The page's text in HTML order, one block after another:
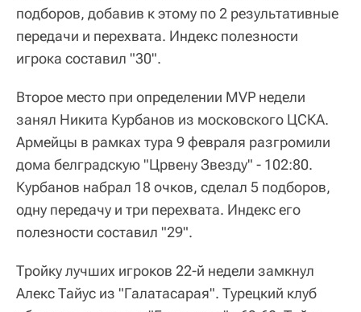
подборов, добавив к этому по 2 результативные
передачи и перехвата. Индекс полезности
игрока составил "30".
Второе место при определении MVP недели
занял Никита Курбанов из московского ЦСКА.
Армейцы в рамках тура 9 февраля разгромили
дома белградскую "Црвену Звезду" - 102:80.
Курбанов набрал 18 очков, сделал 5 подборов,
одну передачу и три перехвата. Индекс его
полезности составил "29".
Тройку лучших игроков 22-й недели замкнул
Алекс Тайус из "Галатасарая". Турецкий клуб